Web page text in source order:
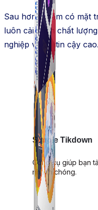
Simple Tikdown
Công cụ giúp bạn
nhanh chóng.
Sau hơn 7 năm có mặt
luôn cải cách chất
nghiệp và độ tin cậy cao.